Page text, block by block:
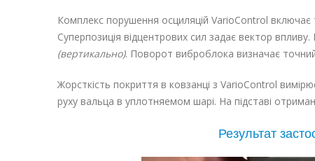
Комплекс порушення осциляцій VarioControl
Суперпозиція відцентрових сил задає вектор
(вертикально). Поворот виброблока визначає
Жорсткість покриття в ковзанці з VarioControl
руху вальца в уплотняемом шарі. На підставі
Результат